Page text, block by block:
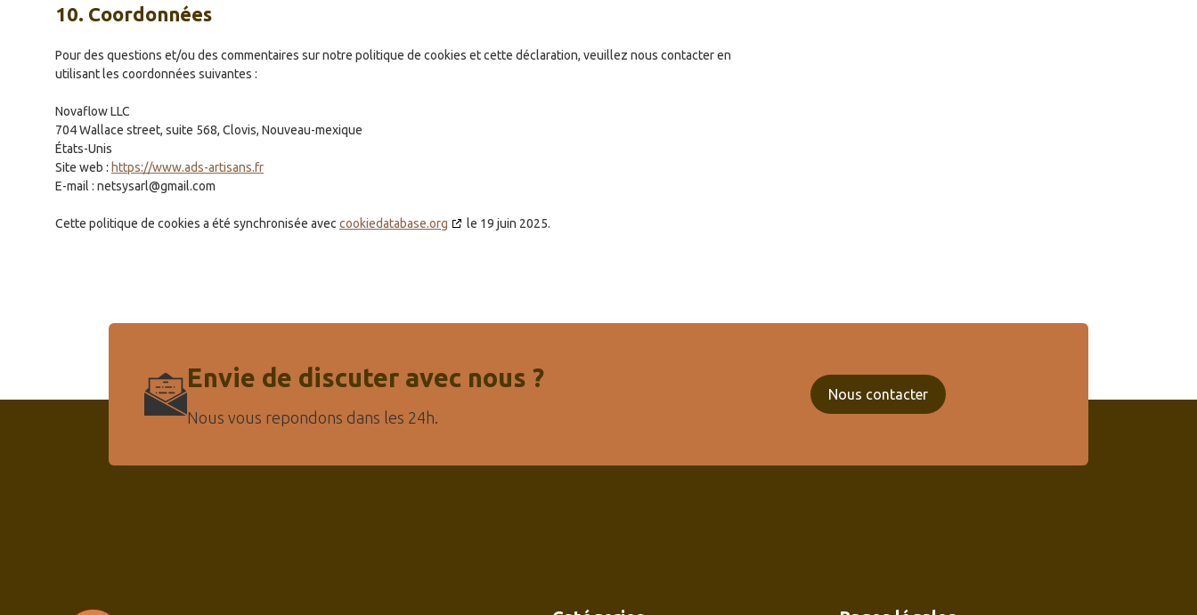
10. Coordonnées
Pour des questions et/ou des commentaires sur notre politique de cookies et cette déclaration, veuillez nous contacter en
utilisant les coordonnées suivantes :
Novaflow LLC
704 Wallace street, suite 568, Clovis, Nouveau-mexique
États-Unis
Site web : https://www.ads-artisans.fr
E-mail : netsysarl@gmail.com
Cette politique de cookies a été synchronisée aveccookiedatabase.org le 19 juin 2025.
Envie de discuter avec nous ?
Nous vous repondons dans les 24h.
Nous contacter